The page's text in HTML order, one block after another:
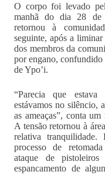
O corpo foi levado
manhã do dia 28 de
retornou à
seguinte, após a
dos membros da
por engano,
de Ypo’i.
“Parecia que
estávamos no silêncio,
as ameaças”, conta
A tensão retornou à
relativa
processo de
ataque de
espancamento de